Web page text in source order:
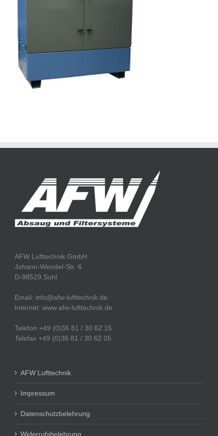
AFW Lufttechnik GmbH
Johann-Wendel-Str. 6
D-98529 Suhl
Email: info@afw-lufttechnik.de
Internet: www.afw-lufttechnik.de
Telefon +49 (0)36 81 / 30 62 15
Telefax +49 (0)36 81 / 30 62 05
AFW Lufttechnik
Impressum
Datenschutzbelehrung
Widerrufsbelehrung